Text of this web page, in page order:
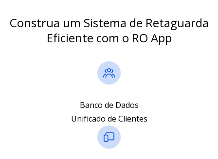
Construa um Sistema de Retaguarda
Eficiente com o RO App
Banco de Dados
Unificado de Clientes